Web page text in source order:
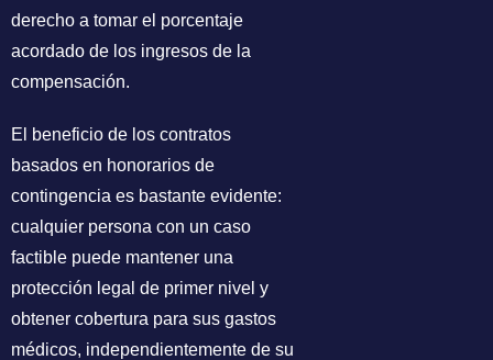
derecho a tomar el porcentaje
acordado de los ingresos de la
compensación.
El beneficio de los contratos
basados ​​en honorarios de
contingencia es bastante evidente:
cualquier persona con un caso
factible puede mantener una
protección legal de primer nivel y
obtener cobertura para sus gastos
médicos, independientemente de su